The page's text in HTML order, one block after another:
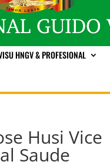
HNGV & PROFESIONAL
Husi Vice
Saude